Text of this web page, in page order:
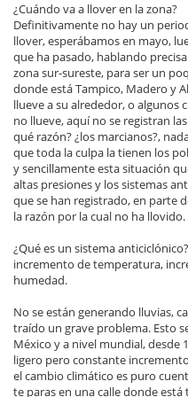
¿Cuándo va a llover en la zona?
Definitivamente no hay un
llover, esperábamos en mayo,
que ha pasado, hablando
zona sur-sureste, para ser un
donde está Tampico, Madero y
llueve a su alrededor, o algunos
no llueve, aquí no se registran
qué razón? ¿los marcianos?,
que toda la culpa la tienen los
y sencillamente esta situación
altas presiones y los sistemas
que se han registrado, en parte
la razón por la cual no ha llovido.
¿Qué es un sistema
incremento de temperatura,
humedad.
No se están generando lluvias,
traído un grave problema. Esto
México y a nivel mundial, desde
ligero pero constante
el cambio climático es puro
te paras en una calle donde